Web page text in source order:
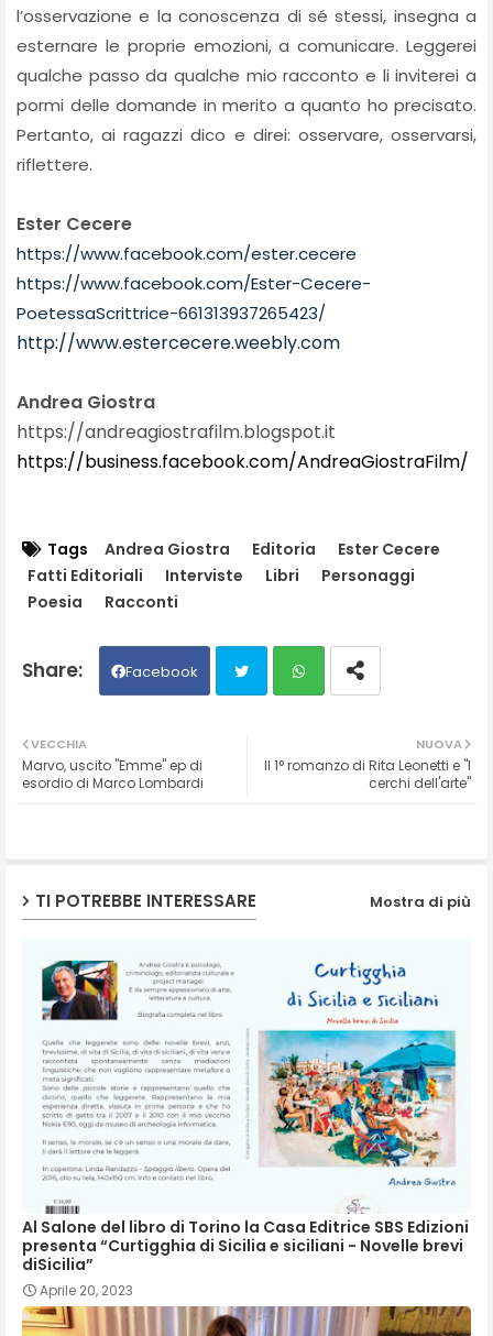
l’osservazione e la conoscenza di sé stessi, insegna a
esternare le proprie emozioni, a comunicare. Leggerei
qualche passo da qualche mio racconto e li inviterei a
pormi delle domande in merito a quanto ho precisato.
Pertanto, ai ragazzi dico e direi: osservare, osservarsi,
riflettere.
Ester Cecere
https://www.facebook.com/ester.cecere
https://www.facebook.com/Ester-Cecere-
PoetessaScrittrice-661313937265423/
http://www.estercecere.weebly.com
Andrea Giostra
https://andreagiostrafilm.blogspot.it
https://business.facebook.com/AndreaGiostraFilm/
Tags Andrea Giostra Editoria
Ester Cecere
Fatti Editoriali
Interviste Libri
Personaggi
Poesia
Racconti
Facebook
ats
NUOVA
Il 1° romanzo di Rita Leonetti e "I
cerchi dell'arte"
VECCHIA
Marvo, uscito "Emme" ep di
esordio di Marco Lombardi
TI POTREBBE INTERESSARE Mostra di più
Al Salone del libro di Torino la Casa Editrice SBS Edizioni
presenta “Curtigghia di Sicilia e siciliani - Novelle brevi
diSicilia”
Aprile 20, 2023